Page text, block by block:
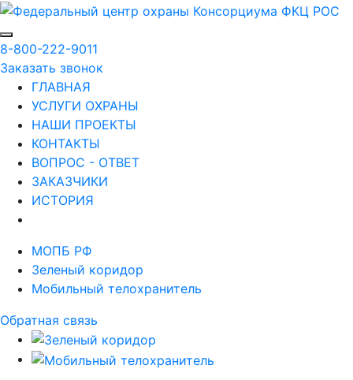
8-800-222-9011
Заказать звонок
ГЛАВНАЯ
УСЛУГИ ОХРАНЫ
НАШИ ПРОЕКТЫ
КОНТАКТЫ
ВОПРОС - ОТВЕТ
ЗАКАЗЧИКИ
ИСТОРИЯ
МОПБ РФ
Зеленый коридор
Мобильный телохранитель
Обратная связь